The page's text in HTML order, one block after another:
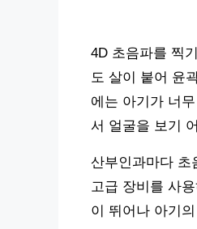
4D 초음파를 찍
도 살이 붙어 윤
에는 아기가 너
서 얼굴을 보기
산부인과마다 초
고급 장비를 사
이 뛰어나 아기